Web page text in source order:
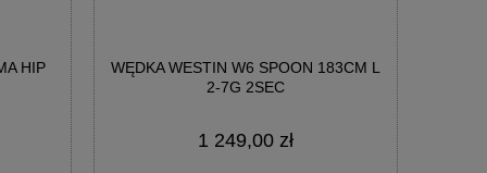
HIP
WĘDKA WESTIN W6 SPOON 183CM L
2-7G 2SEC
1 249,00 zł